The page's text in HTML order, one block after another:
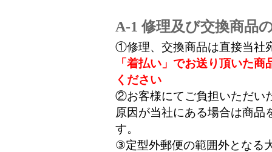
A-1 修理及び交換商品
①修理、交換商品は直接当社
「着払い」でお送り頂いた
ください
②お客様にてご負担いただい
原因が当社にある場合は商品
す。
③定型外郵便の範囲外となる